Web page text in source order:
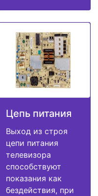
Цепь питания
Выход из строя
цепи питания
телевизора
способствуют
показания как
бездействия, при